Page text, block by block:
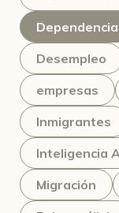
Desempleo
empresas
Inmigrantes
Inteligencia
Migración